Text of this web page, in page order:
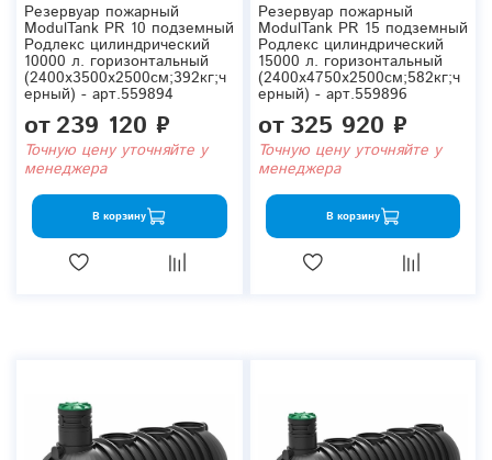
Резервуар пожарный
ModulTank PR 10 подземный
Родлекс цилиндрический
10000 л. горизонтальный
(2400x3500x2500см;392кг;ч
ерный) - арт.559894
от239 120 ₽
Точную цену уточняйте у
менеджера
В корзину
Резервуар пожарный
ModulTank PR 15 подземный
Родлекс цилиндрический
15000 л. горизонтальный
(2400x4750x2500см;582кг;ч
ерный) - арт.559896
от325 920 ₽
Точную цену уточняйте у
менеджера
В корзину